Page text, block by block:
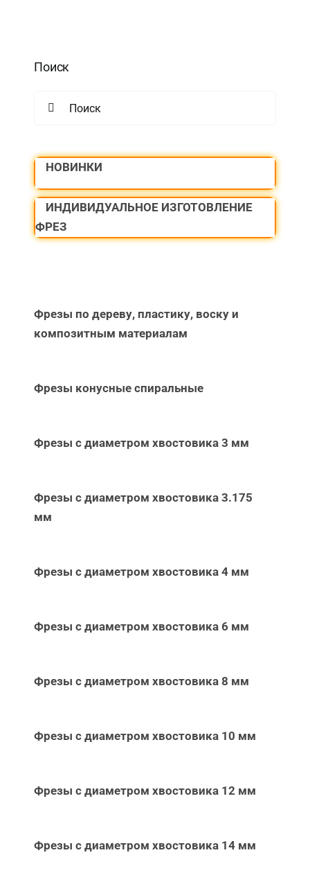
Поиск
НОВИНКИ
ИНДИВИДУАЛЬНОЕ ИЗГОТОВЛЕНИЕ
ФРЕЗ
Фрезы по дереву, пластику, воску и
композитным материалам
Фрезы конусные спиральные
Фрезы с диаметром хвостовика 3 мм
Фрезы с диаметром хвостовика 3.175
мм
Фрезы с диаметром хвостовика 4 мм
Фрезы с диаметром хвостовика 6 мм
Фрезы с диаметром хвостовика 8 мм
Фрезы с диаметром хвостовика 10 мм
Фрезы с диаметром хвостовика 12 мм
Фрезы с диаметром хвостовика 14 мм